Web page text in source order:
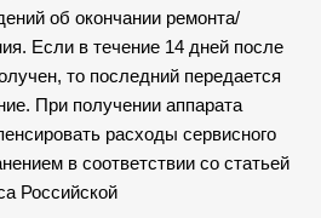
об окончании ремонта/
Если в течение 14 дней после
то последний передается
При получении аппарата
расходы сервисного
в соответствии со статьей
Российской